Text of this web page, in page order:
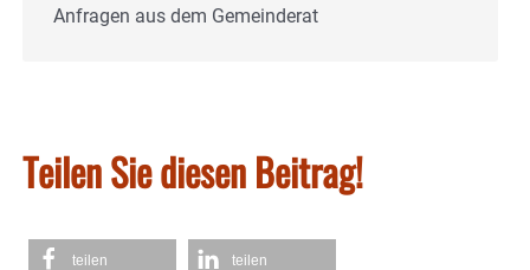
Anfragen aus dem Gemeinderat
Teilen Sie diesen Beitrag!
teilen teilen